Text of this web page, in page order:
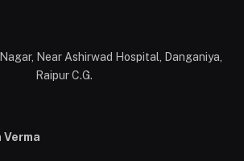
Near Ashirwad Hospital, Danganiya,
Raipur C.G.
Verma